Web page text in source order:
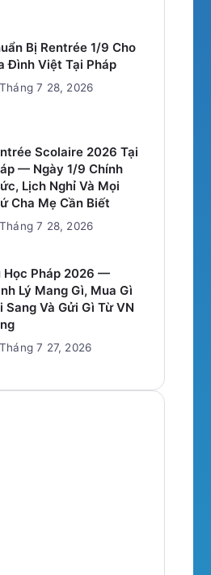
Bị Rentrée 1/9 Cho
Đình Việt Tại Pháp
Tháng 7 28, 2026
Scolaire 2026 Tại
— Ngày 1/9 Chính
Lịch Nghỉ Và Mọi
Cha Mẹ Cần Biết
Tháng 7 28, 2026
Học Pháp 2026 —
Lý Mang Gì, Mua Gì
Sang Và Gửi Gì Từ VN
Tháng 7 27, 2026